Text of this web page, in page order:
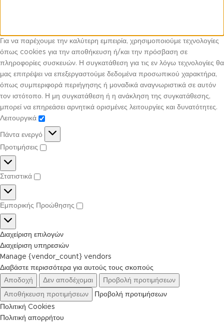
Για να παρέχουμε την καλύτερη εμπειρία, χρησιμοποιούμε τεχνολογίες
όπως cookies για την αποθήκευση ή/και την πρόσβαση σε
πληροφορίες συσκευών. Η συγκατάθεση για τις εν λόγω τεχνολογίες θα
μας επιτρέψει να επεξεργαστούμε δεδομένα προσωπικού χαρακτήρα,
όπως συμπεριφορά περιήγησης ή μοναδικά αναγνωριστικά σε αυτόν
τον ιστότοπο. Η μη συγκατάθεση ή η ανάκληση της συγκατάθεσης,
μπορεί να επηρεάσει αρνητικά ορισμένες λειτουργίες και δυνατότητες.
Λειτουργικά
Πάντα ενεργό
Προτιμήσεις
Στατιστικά
Εμπορικής Προώθησης
Διαχείριση επιλογών
Διαχείριση υπηρεσιών
Manage {vendor_count} vendors
Διαβάστε περισσότερα για αυτούς τους σκοπούς
Αποδοχή
Δεν αποδέχομαι
Προβολή προτιμήσεων
Αποθήκευση προτιμήσεων
Προβολή προτιμήσεων
Πολιτική Cookies
Πολιτική απορρήτου